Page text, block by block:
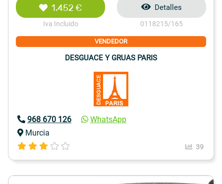
1.452 €
Iva Incluido
Detalles
0118215/165
VENDEDOR
DESGUACE Y GRUAS PARIS
968 670 126
WhatsApp
Murcia
39